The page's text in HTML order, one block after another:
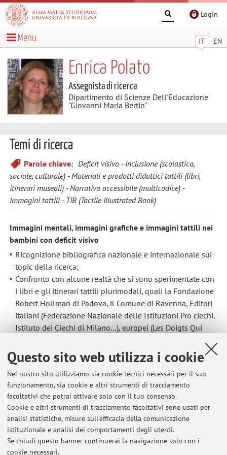
Questo sito web utilizza i cookie
Nel nostro sito utilizziamo sia cookie tecnici necessari per il suo
funzionamento, sia cookie e altri strumenti di tracciamento
facoltativi che potrai attivare solo con il tuo consenso.
Cookie e altri strumenti di tracciamento facoltativi sono usati per
analisi statistiche, misure sull'efficacia della comunicazione
istituzionale e analisi dei comportamenti degli utenti.
Se chiudi questo banner continuerai la navigazione solo con i
cookie necessari.
Login
IT EN
Menu
Enrica Polato
Assegnista di ricerca
Dipartimento di Scienze Dell'Educazione
"Giovanni Maria Bertin"
Temi di ricerca
Parole chiave: Deficit visivo - Inclusione (scolastica,
sociale, culturale) - Materiali e prodotti didattici tattili (libri,
itinerari museali) - Narrativa accessibile (multicodice) -
Immagini tattili - TIB (Tactile Illustrated Book)
Immagini mentali, immagini grafiche e immagini tattili nei
bambini con deficit visivo
Ricognizione bibliografica nazionale e internazionale sui
topic della ricerca;
Confronto con alcune realtà che si sono sperimentate con
i libri e gli itinerari tattili plurimodali, quali la Fondazione
Robert Hollman di Padova, il Comune di Ravenna, Editori
italiani (Federazione Nazionale delle Istituzioni Pro ciechi,
Istituto dei Ciechi di Milano…), europei (Les Doigts Qui
Ideazione e/o sperimentazione di materiali e prodotti
didattico-tattili (libri, itinerari museali ecc.) che potenzino
l’accesso alla conoscenza e alla cultura da parte di minori
con disabilità visiva e che migliorino processi inclusivi
scolastico-sociali, rendendo sempre più accessibili i
prodotti e gli spazi legati alla cultura, ai contesti di vita,
alle comunità di riferimento.